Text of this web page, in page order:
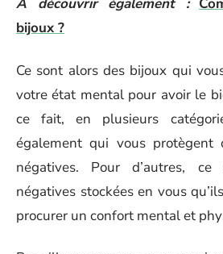
bijoux ?
Ce sont alors des bijoux qui
votre état mental pour avoir le
ce fait, en plusieurs
également qui vous protègent
négatives. Pour d’autres,
négatives stockées en vous
procurer un confort mental et